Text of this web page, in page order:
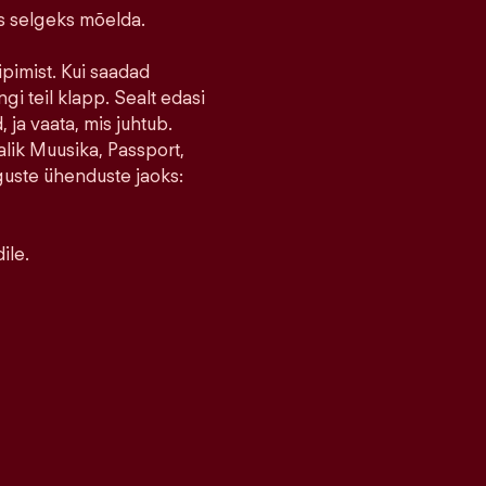
selgeks mõelda.
Kui saadad
teil klapp. Sealt edasi
ja vaata, mis juhtub.
Muusika, Passport,
ühenduste jaoks: